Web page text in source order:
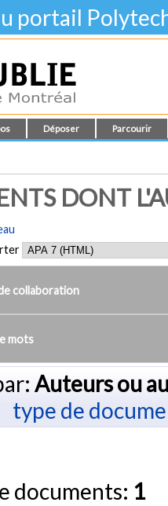
portail
Déposer Parcourir
DONT
collaboration
mots
Auteurs ou
type de
documents: 1